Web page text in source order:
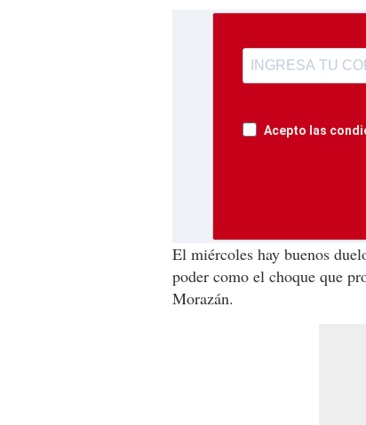
Acepto las
El miércoles hay buenos
poder como el choque que
Morazán.